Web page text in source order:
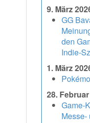
9. März
GG
den
Indie-
1. März
28.
Game-
Messe-